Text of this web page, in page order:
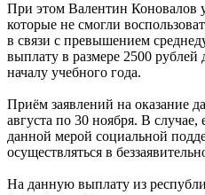
При этом Валентин Коновалов
которые не смогли
в связи с превышением
выплату в размере 2500 рублей
началу учебного года.
Приём заявлений на оказание
августа по 30 ноября. В случае,
данной мерой социальной
осуществляться в
На данную выплату из